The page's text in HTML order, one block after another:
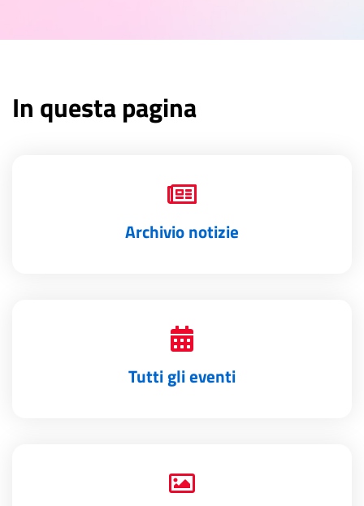
In questa pagina
Archivio notizie
Tutti gli eventi